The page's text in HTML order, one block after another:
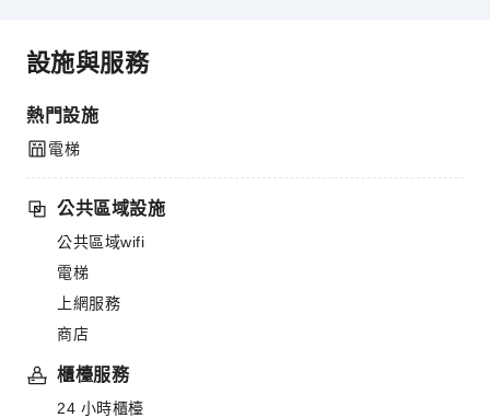
設施與服務
熱門設施
電梯
公共區域設施
公共區域wifi
電梯
上網服務
商店
櫃檯服務
24 小時櫃檯